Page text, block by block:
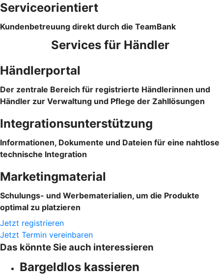
Serviceorientiert
Kundenbetreuung direkt durch die TeamBank
Services für Händler
Händlerportal
Der zentrale Bereich für registrierte Händlerinnen und
Händler zur Verwaltung und Pflege der Zahllösungen
Integrationsunterstützung
Informationen, Dokumente und Dateien für eine nahtlose
technische Integration
Marketingmaterial
Schulungs- und Werbematerialien, um die Produkte
optimal zu platzieren
Jetzt registrieren
Jetzt Termin vereinbaren
Das könnte Sie auch interessieren
Bargeldlos kassieren